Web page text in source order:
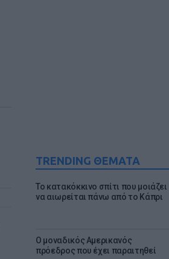
TRENDING ΘΕΜΑΤΑ
Το κατακόκκινο σπίτι που μοιάζει
να αιωρείται πάνω από το Κάπρι
Ο μοναδικός Αμερικανός
πρόεδρος που έχει παραιτηθεί